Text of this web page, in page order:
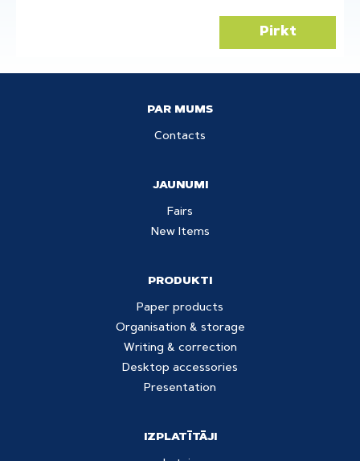
Pirkt
PAR MUMS
Contacts
JAUNUMI
Fairs
New Items
PRODUKTI
Paper products
Organisation & storage
Writing & correction
Desktop accessories
Presentation
IZPLATĪTĀJI